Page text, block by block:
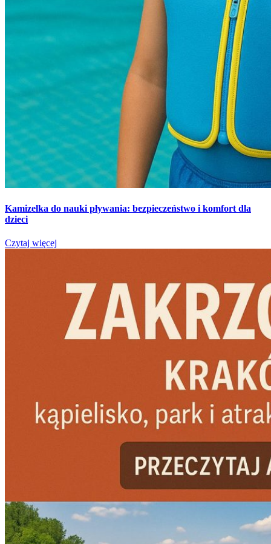
Kamizelka do nauki pływania: bezpieczeństwo i komfort dla
dzieci
Czytaj więcej